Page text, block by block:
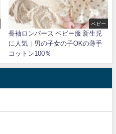
ベビー
長袖ロンパース ベビー服 新生児
に人気｜男の子女の子OKの薄手
コットン100％